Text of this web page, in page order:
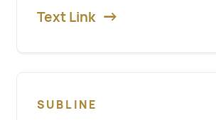
Text Link
SUBLINE